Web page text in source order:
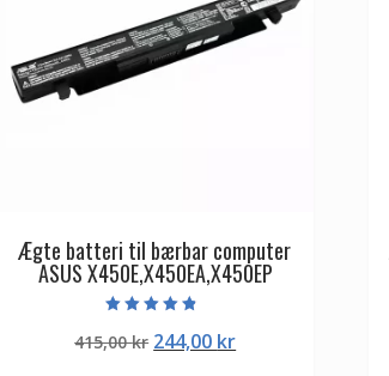
Ægte batteri til bærbar computer
ASUS X450E,X450EA,X450EP
4.50
ud af 5
415,00kr Den
244,00 krDen